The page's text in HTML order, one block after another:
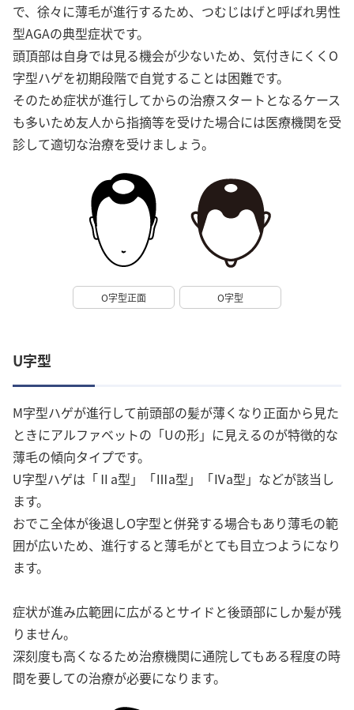
で、徐々に薄毛が進行するため、つむじはげと呼ばれ男性
型AGAの典型症状です。
頭頂部は自身では見る機会が少ないため、気付きにくくO
字型ハゲを初期段階で自覚することは困難です。
そのため症状が進行してからの治療スタートとなるケース
も多いため友人から指摘等を受けた場合には医療機関を受
診して適切な治療を受けましょう。
O字型正面 O字型
U字型
M字型ハゲが進行して前頭部の髪が薄くなり正面から見た
ときにアルファベットの「Uの形」に見えるのが特徴的な
薄毛の傾向タイプです。
U字型ハゲは「Ⅱa型」「Ⅲa型」「Ⅳa型」などが該当し
ます。
おでこ全体が後退しO字型と併発する場合もあり薄毛の範
囲が広いため、進行すると薄毛がとても目立つようになり
ます。
症状が進み広範囲に広がるとサイドと後頭部にしか髪が残
りません。
深刻度も高くなるため治療機関に通院してもある程度の時
間を要しての治療が必要になります。